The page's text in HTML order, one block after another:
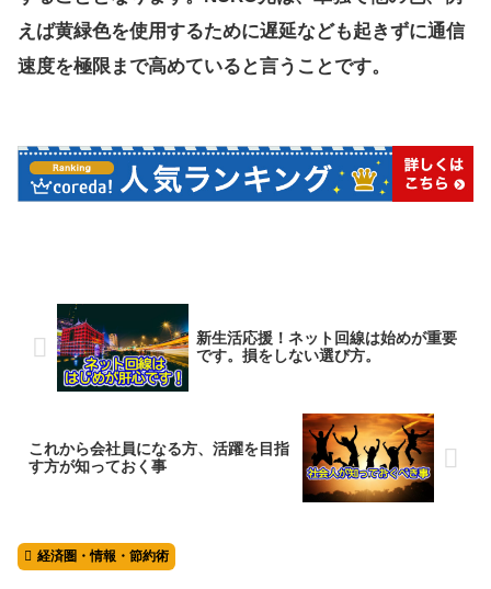
えば黄緑色を使用するために遅延なども起きずに通信
速度を極限まで高めていると言うことです。
新生活応援！ネット回線は始めが重要
です。損をしない選び方。
これから会社員になる方、活躍を目指
す方が知っておく事
経済圏・情報・節約術